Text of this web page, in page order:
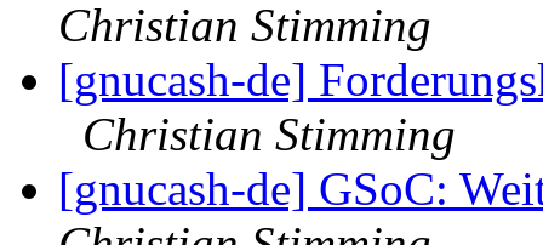
Christian Stimming
[gnucash-de]
Christian Stimming
[gnucash-de] GSoC: